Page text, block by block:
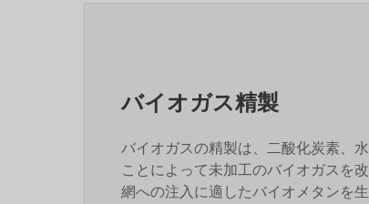
バイオガス精製
バイオガスの精製は、二酸化炭素、
ことによって未加工のバイオガスを
網への注入に適したバイオメタンを生